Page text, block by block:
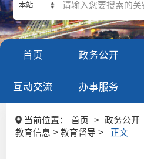
本站
首页 政务公开
互动交流 办事服务
当前位置： 首页 > 政务公开
教育信息 > 教育督导 >
正文